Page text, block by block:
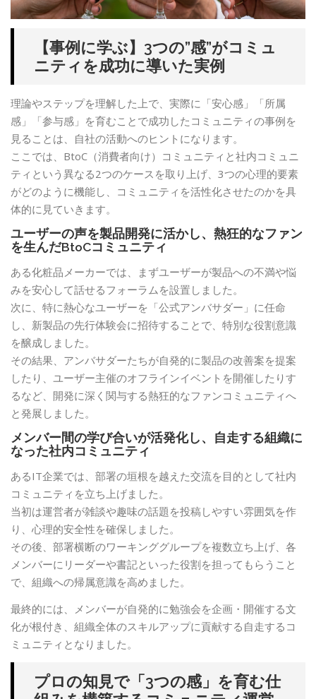
【事例に学ぶ】3つの”感”がコミュ
ニティを成功に導いた実例
理論やステップを理解した上で、実際に「安心感」「所属
感」「参与感」を育むことで成功したコミュニティの事例を
見ることは、自社の活動へのヒントになります。
ここでは、BtoC（消費者向け）コミュニティと社内コミュニ
ティという異なる2つのケースを取り上げ、3つの心理的要素
がどのように機能し、コミュニティを活性化させたのかを具
体的に見ていきます。
ユーザーの声を製品開発に活かし、熱狂的なファン
を生んだBtoCコミュニティ
ある化粧品メーカーでは、まずユーザーが製品への不満や悩
みを安心して話せるフォーラムを設置しました。
次に、特に熱心なユーザーを「公式アンバサダー」に任命
し、新製品の先行体験会に招待することで、特別な役割意識
を醸成しました。
その結果、アンバサダーたちが自発的に製品の改善案を提案
したり、ユーザー主催のオフラインイベントを開催したりす
るなど、開発に深く関与する熱狂的なファンコミュニティへ
と発展しました。
メンバー間の学び合いが活発化し、自走する組織に
なった社内コミュニティ
あるIT企業では、部署の垣根を越えた交流を目的として社内
コミュニティを立ち上げました。
当初は運営者が雑談や趣味の話題を投稿しやすい雰囲気を作
り、心理的安全性を確保しました。
その後、部署横断のワーキンググループを複数立ち上げ、各
メンバーにリーダーや書記といった役割を担ってもらうこと
で、組織への帰属意識を高めました。
最終的には、メンバーが自発的に勉強会を企画・開催する文
化が根付き、組織全体のスキルアップに貢献する自走するコ
ミュニティとなりました。
プロの知見で「3つの感」を育む仕